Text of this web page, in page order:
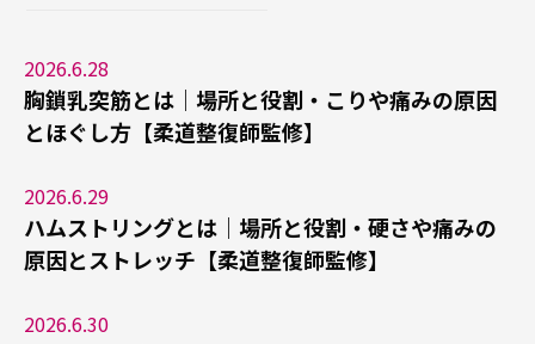
2026.6.28
胸鎖乳突筋とは｜場所と役割・こりや痛みの原因
とほぐし方【柔道整復師監修】
2026.6.29
ハムストリングとは｜場所と役割・硬さや痛みの
原因とストレッチ【柔道整復師監修】
2026.6.30